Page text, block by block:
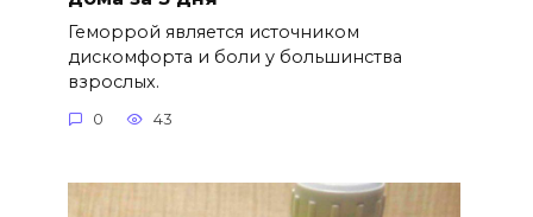
Геморрой является источником
дискомфорта и боли у большинства
взрослых.
0 43